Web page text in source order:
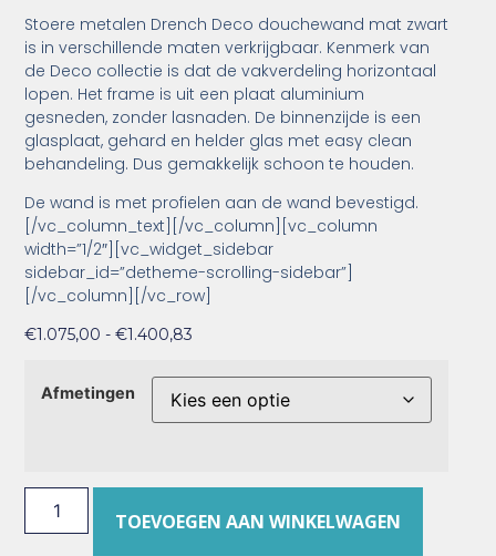
Stoere metalen Drench Deco douchewand mat zwart
is in verschillende maten verkrijgbaar. Kenmerk van
de Deco collectie is dat de vakverdeling horizontaal
lopen. Het frame is uit een plaat aluminium
gesneden, zonder lasnaden. De binnenzijde is een
glasplaat, gehard en helder glas met easy clean
behandeling. Dus gemakkelijk schoon te houden.
De wand is met profielen aan de wand bevestigd.
[/vc_column_text][/vc_column][vc_column
width=”1/2″][vc_widget_sidebar
sidebar_id=”detheme-scrolling-sidebar”]
[/vc_column][/vc_row]
€1.075,00 - €1.400,83
Afmetingen
TOEVOEGEN AAN WINKELWAGEN